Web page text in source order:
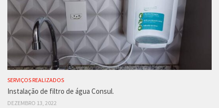
SERVIÇOS REALIZADOS
Instalação de filtro de água Consul.
DEZEMBRO 13, 2022